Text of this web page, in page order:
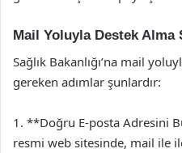
Mail Yoluyla Destek Alma
Sağlık Bakanlığı’na mail
gereken adımlar şunlardır:
1. **Doğru E-posta Adresini
resmi web sitesinde, mail ile